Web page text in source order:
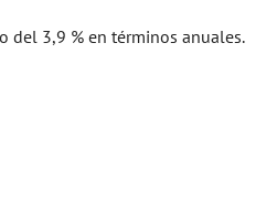
del 3,9 % en términos anuales.